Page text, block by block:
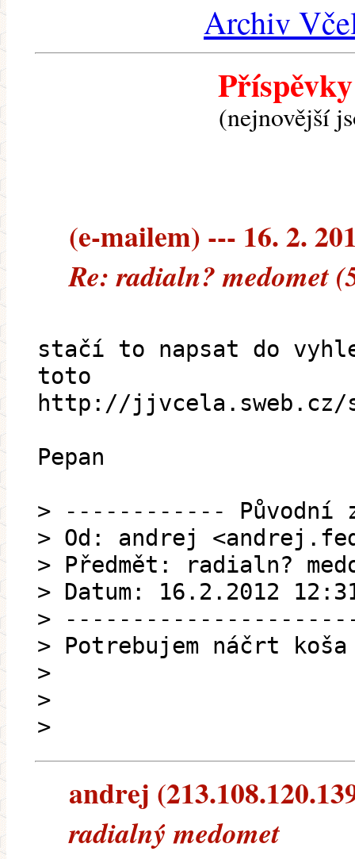
Archiv
(nejnovější
(e-mailem) --- 16. 2.
Re: radialn? medomet
stačí to napsat do
toto
http://jjvcela.sweb.cz/
Pepan
> ------------ Původní
> Od: andrej
> Předmět: radialn?
> Datum: 16.2.2012
>
> Potrebujem náčrt koša
>
>
>
andrej
radialný medomet